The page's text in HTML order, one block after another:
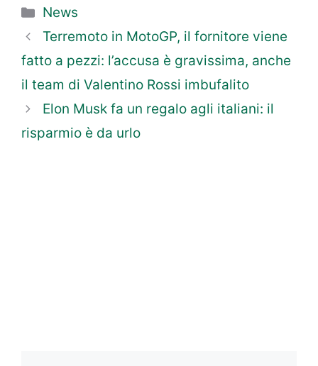
Categorie
News
Terremoto in MotoGP, il fornitore viene
fatto a pezzi: l’accusa è gravissima, anche
il team di Valentino Rossi imbufalito
Elon Musk fa un regalo agli italiani: il
risparmio è da urlo